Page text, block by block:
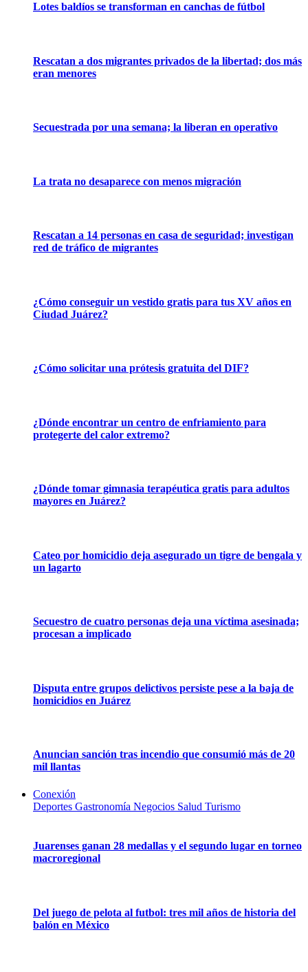
Lotes baldíos se transforman en canchas de fútbol
Rescatan a dos migrantes privados de la libertad; dos más
eran menores
Secuestrada por una semana; la liberan en operativo
La trata no desaparece con menos migración
Rescatan a 14 personas en casa de seguridad; investigan
red de tráfico de migrantes
¿Cómo conseguir un vestido gratis para tus XV años en
Ciudad Juárez?
¿Cómo solicitar una prótesis gratuita del DIF?
¿Dónde encontrar un centro de enfriamiento para
protegerte del calor extremo?
¿Dónde tomar gimnasia terapéutica gratis para adultos
mayores en Juárez?
Cateo por homicidio deja asegurado un tigre de bengala y
un lagarto
Secuestro de cuatro personas deja una víctima asesinada;
procesan a implicado
Disputa entre grupos delictivos persiste pese a la baja de
homicidios en Juárez
Anuncian sanción tras incendio que consumió más de 20
mil llantas
Conexión
Deportes Gastronomía Negocios Salud Turismo
Juarenses ganan 28 medallas y el segundo lugar en torneo
macroregional
Del juego de pelota al futbol: tres mil años de historia del
balón en México